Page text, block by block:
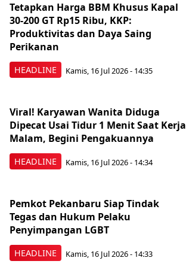
HEADLINE
Tetapkan Harga BBM Khusus Kapal
30-200 GT Rp15 Ribu, KKP:
Produktivitas dan Daya Saing
Perikanan
Kamis, 16 Jul 2026 - 14:35
HEADLINE
Viral! Karyawan Wanita Diduga
Dipecat Usai Tidur 1 Menit Saat Kerja
Malam, Begini Pengakuannya
Kamis, 16 Jul 2026 - 14:34
HEADLINE
Pemkot Pekanbaru Siap Tindak
Tegas dan Hukum Pelaku
Penyimpangan LGBT
Kamis, 16 Jul 2026 - 14:33